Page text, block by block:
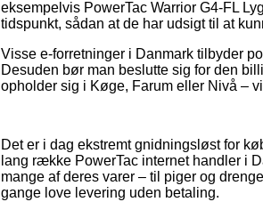
eksempelvis PowerTac Warrior G4-FL
tidspunkt, sådan at de har udsigt til at
Visse e-forretninger i Danmark tilbyder
Desuden bør man beslutte sig for den
opholder sig i Køge, Farum eller Nivå –
Det er i dag ekstremt gnidningsløst for
lang række PowerTac internet handler i
mange af deres varer – til piger og
gange love levering uden betaling.